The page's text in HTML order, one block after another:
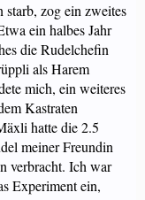
starb, zog ein zweites
ein halbes Jahr
die Rudelchefin
als Harem
mich, ein weiteres
Kastraten
hatte die 2.5
meiner Freundin
verbracht. Ich war
Experiment ein,